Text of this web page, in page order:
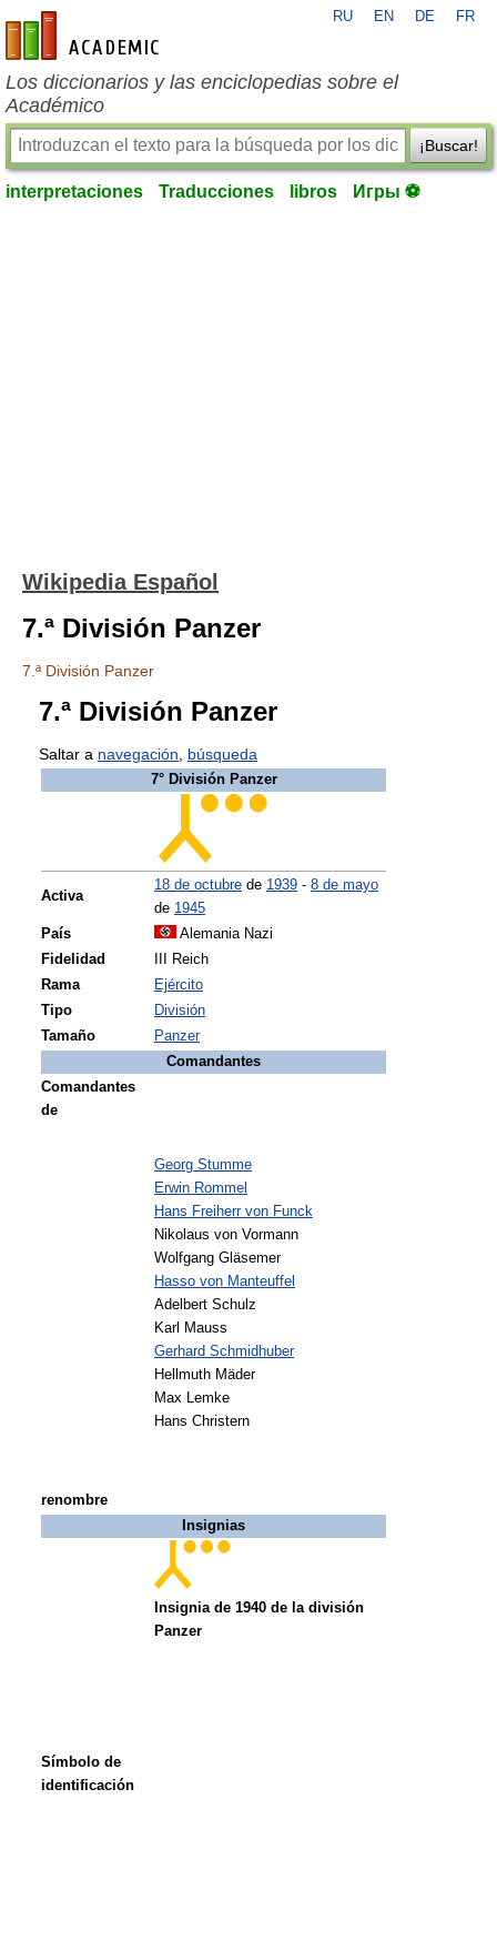
es-academic.com
RU EN DE FR
Los diccionarios y las enciclopedias sobre el
Académico
¡Buscar!
interpretaciones Traducciones libros Игры ⚽
Wikipedia Español
7.ª División Panzer
7.ª División Panzer
7.ª División Panzer
Saltar a navegación búsqueda
7° División Panzer
Activa
18 de octubre de 1939 - 8 de mayo
de 1945
País
Alemania Nazi
Fidelidad
III Reich
Rama
Ejército
Tipo
División
Tamaño
Panzer
Comandantes
Comandantes
de
renombre
Georg Stumme
Erwin Rommel
Hans Freiherr von Funck
Nikolaus von Vormann
Wolfgang Gläsemer
Hasso von Manteuffel
Adelbert Schulz
Karl Mauss
Gerhard Schmidhuber
Hellmuth Mäder
Max Lemke
Hans Christern
Insignias
Símbolo de
identificación
Insignia de 1940 de la división
Panzer